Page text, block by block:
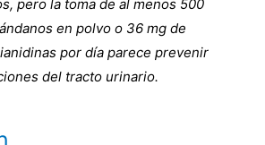
pero la toma de al menos 500
en polvo o 36 mg de
por día parece prevenir
del tracto urinario.